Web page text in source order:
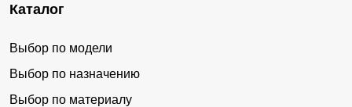
Каталог
Выбор по модели
Выбор по назначению
Выбор по материалу